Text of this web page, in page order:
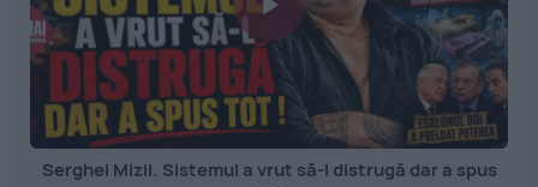
Serghei Mizil. Sistemul a vrut să-l distrugă dar a spus